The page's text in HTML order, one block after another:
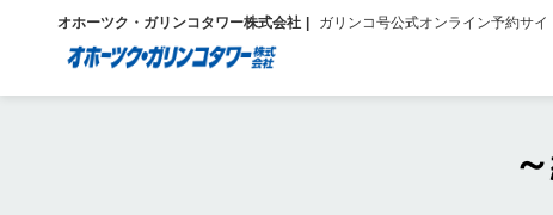
オホーツク・ガリンコタワー株式会社 ガリンコ号公式オンライン予約サイ